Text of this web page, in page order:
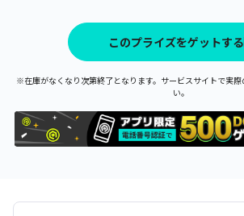
このプライズをゲットする
※在庫がなくなり次第終了となります。サービスサイトで実
い。